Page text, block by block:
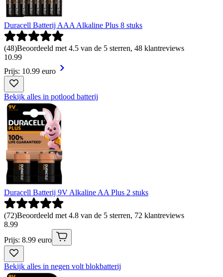
Duracell Batterij AAA Alkaline Plus 8 stuks
(48)Beoordeeld met 4.5 van de 5 sterren, 48 klantreviews
10.99
Prijs: 10.99 euro
Bekijk alles in potlood batterij
Duracell Batterij 9V Alkaline AA Plus 2 stuks
(72)Beoordeeld met 4.8 van de 5 sterren, 72 klantreviews
8.99
Prijs: 8.99 euro
Bekijk alles in negen volt blokbatterij